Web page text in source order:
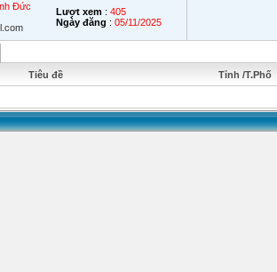
Đức
Lượt xem : 405
Ngày đăng : 05/11/2025
Tiêu đề Tỉnh /T.Phố